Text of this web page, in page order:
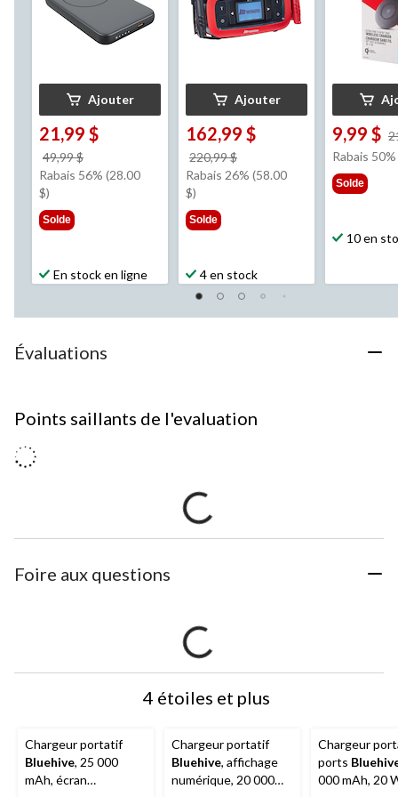
Ajouter
21,99 $
49,99 $
était
Rabais 56% (28.00
$)
Solde
En stock en ligne
Ajouter
162,99 $
220,99 $
était
Rabais 26% (58.00
$)
Solde
4 en stock
9,99 $
Rabais 50%
Solde
10 en
Évaluations
Points saillants de l'evaluation
Foire aux questions
4 étoiles et plus
Chargeur portatif
Bluehive, 25 000
mAh, écran
Chargeur portatif
Bluehive, affichage
numérique, 20 000
Chargeur
ports
000 mAh, 20